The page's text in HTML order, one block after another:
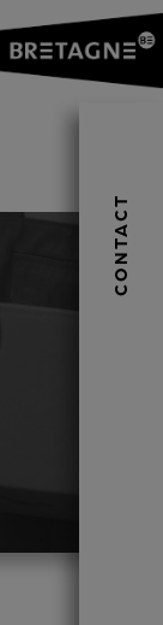
CONTACT